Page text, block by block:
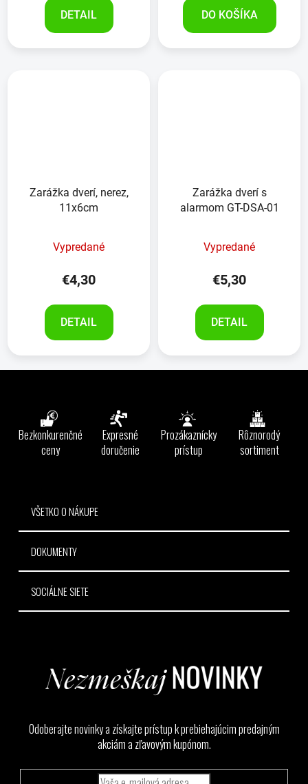
DETAIL DO KOŠÍKA
Zarážka dverí, nerez,
11x6cm
Vypredané
€4,30
DETAIL
Zarážka dverí s
alarmom GT-DSA-01
Vypredané
€5,30
DETAIL
Bezkonkurenčné
ceny
Expresné
doručenie
Prozákaznícky
prístup
Rôznorodý
sortiment
VŠETKO O NÁKUPE
DOKUMENTY
SOCIÁLNE SIETE
Odoberajte novinky a získajte prístup k prebiehajúcim predajným
akciám a zľavovým kupónom.